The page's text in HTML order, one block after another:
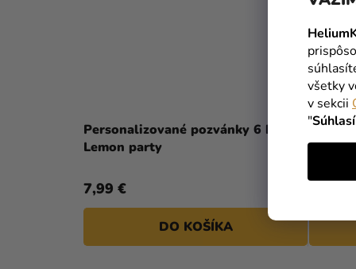
všetky
v sekcii
"
Personalizované pozvánky 6 ks -
Lemon party
7,99 €
DO KOŠÍKA